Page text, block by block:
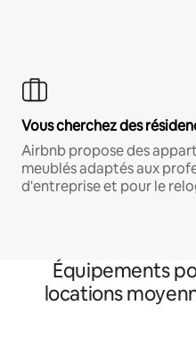
Vous cherchez des
Airbnb propose des
meublés adaptés aux
d'entreprise et pour le
Équipements
locations